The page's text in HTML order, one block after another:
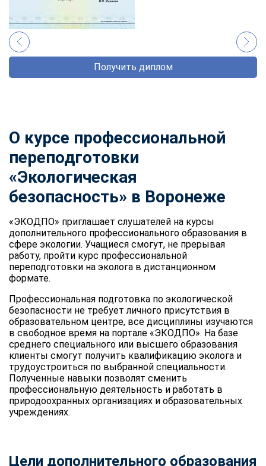
Получить диплом
О курсе профессиональной
переподготовки
«Экологическая
безопасность» в Воронеже
«ЭКОДПО» приглашает слушателей на курсы
дополнительного профессионального образования в
сфере экологии. Учащиеся смогут, не прерывая
работу, пройти курс профессиональной
переподготовки на эколога в дистанционном
формате.
Профессиональная подготовка по экологической
безопасности не требует личного присутствия в
образовательном центре, все дисциплины изучаются
в свободное время на портале «ЭКОДПО». На базе
среднего специального или высшего образования
клиенты смогут получить квалификацию эколога и
трудоустроиться по выбранной специальности.
Полученные навыки позволят сменить
профессиональную деятельность и работать в
природоохранных организациях и образовательных
учреждениях.
Цели дополнительного образования